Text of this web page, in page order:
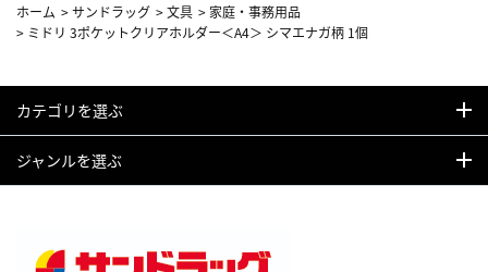
ホーム >サンドラッグ >文具 > 家庭・事務用品
> ミドリ 3ポケットクリアホルダー＜A4＞ シマエナガ柄 1個
カテゴリを選ぶ
ジャンルを選ぶ